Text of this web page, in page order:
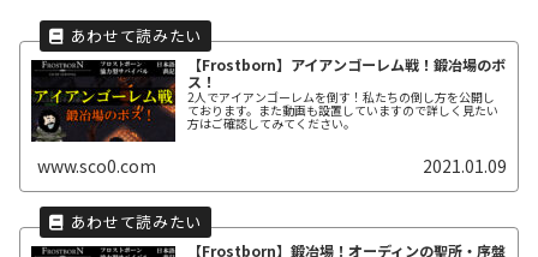
【Frostborn】アイアンゴーレム戦！鍛冶場のボ
ス！
2人でアイアンゴーレムを倒す！私たちの倒し方を公開し
ております。また動画も設置していますので詳しく見たい
方はご確認してみてください。
www.sco0.com 2021.01.09
【Frostborn】鍛冶場！オーディンの聖所・序盤